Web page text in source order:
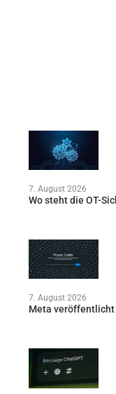
7. August 2026
Wo steht die OT-
7. August 2026
Meta veröffentlicht